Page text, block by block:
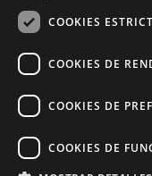
Necesito oración
Síguenos en
COOKIES
COOKIES DE
COOKIES DE
COOKIES DE